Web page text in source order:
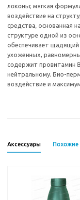
локоны; мягкая
воздействие на
средства, основанная
структуре одной из
обеспечивает щадящий
ухоженных,
содержит провитамин
нейтральному. Био-
воздействие и
Аксессуары Похожие